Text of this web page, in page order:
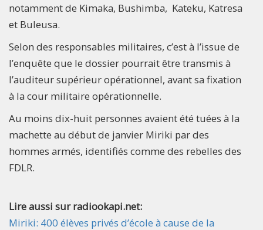
notamment de Kimaka, Bushimba, Kateku, Katresa
et Buleusa.
Selon des responsables militaires, c’est à l’issue de
l’enquête que le dossier pourrait être transmis à
l’auditeur supérieur opérationnel, avant sa fixation
à la cour militaire opérationnelle.
Au moins dix-huit personnes avaient été tuées à la
machette au début de janvier Miriki par des
hommes armés, identifiés comme des rebelles des
FDLR.
Lire aussi sur radiookapi.net:
Miriki: 400 élèves privés d’école à cause de la